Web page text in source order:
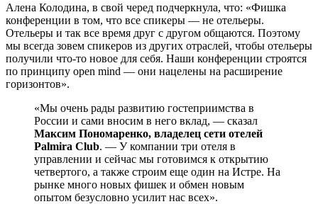
Алена Колодина, в свой черед подчеркнула, что: «Фишка
конференции в том, что все спикеры — не отельеры.
Отельеры и так все время друг с другом общаются. Поэтому
мы всегда зовем спикеров из других отраслей, чтобы отельеры
получили что-то новое для себя. Наши конференции строятся
по принципу open mind — они нацелены на расширение
горизонтов».
«Мы очень рады развитию гостеприимства в
России и сами вносим в него вклад, — сказал
Максим Пономаренко, владелец сети отелей
Palmira Club. — У компании три отеля в
управлении и сейчас мы готовимся к открытию
четвертого, а также строим еще один на Истре. На
рынке много новых фишек и обмен новым
опытом безусловно усилит нас всех».